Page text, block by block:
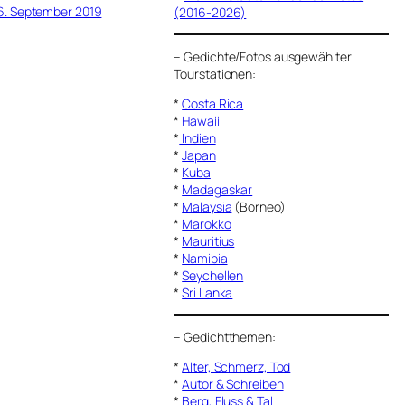
September 2019
(2016-2026)
–Gedichte/Fotos ausgewählter
Tourstationen:
*Costa Rica
* Hawaii
* Indien
*Japan
* Kuba
* Madagaskar
* Malaysia (Borneo)
* Marokko
* Mauritius
* Namibia
*Seychellen
*Sri Lanka
–Gedichtthemen:
*Alter, Schmerz, Tod
*Autor & Schreiben
* Berg, Fluss & Tal